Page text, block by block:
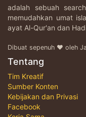
adalah sebuah
memudahkan umat
ayat Al-Qur'an dan
Dibuat sepenuh ♥ oleh
Tentang
Tim Kreatif
Sumber Konten
Kebijakan dan Privasi
Facebook